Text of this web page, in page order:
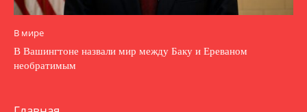
В мире
В Вашингтоне назвали мир между Баку и Ереваном
необратимым